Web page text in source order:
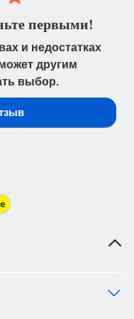
первыми!
и недостатках
другим
выбор.